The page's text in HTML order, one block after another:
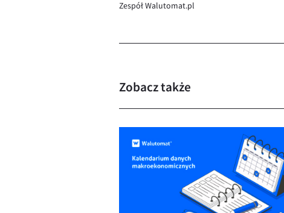
Zespół Walutomat.pl
Zobacz także